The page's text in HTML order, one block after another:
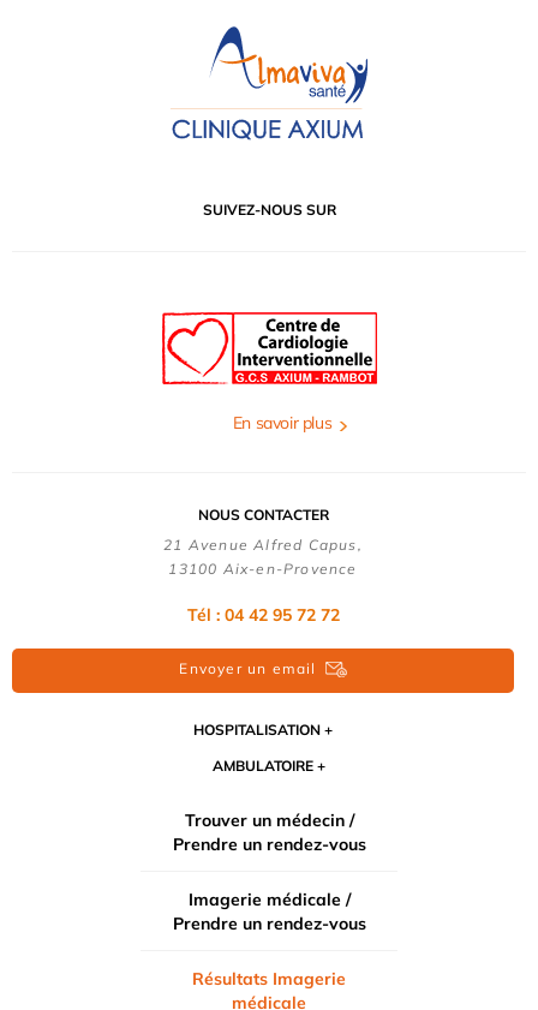
SUIVEZ-NOUS SUR
En savoir plus
NOUS CONTACTER
21 Avenue Alfred Capus,
13100 Aix-en-Provence
Tél : 04 42 95 72 72
Envoyer un email
HOSPITALISATION
AMBULATOIRE
Trouver un médecin /
Prendre un rendez-vous
Imagerie médicale /
Prendre un rendez-vous
Résultats Imagerie
médicale